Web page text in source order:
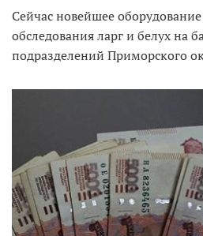
Сейчас новейшее оборудование
обследования ларг и белух на
подразделений Приморского